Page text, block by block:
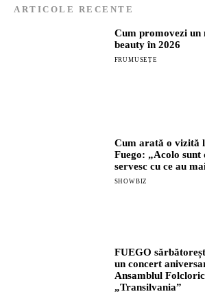
ARTICOLE RECENTE
Cum promovezi un
beauty în 2026
FRUMUSEȚE
Cum arată o vizită
Fuego: „Acolo sunt
servesc cu ce au
SHOWBIZ
FUEGO
un concert
Ansamblul
„Transilvania”